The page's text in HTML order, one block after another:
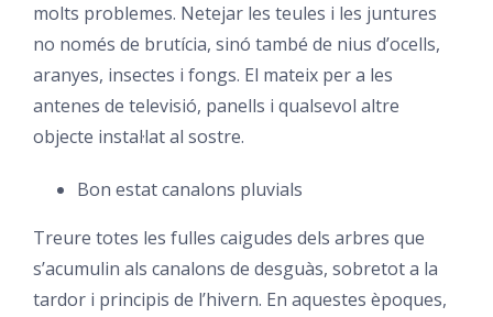
molts problemes. Netejar les teules i les juntures
no només de brutícia, sinó també de nius d’ocells,
aranyes, insectes i fongs. El mateix per a les
antenes de televisió, panells i qualsevol altre
objecte instal·lat al sostre.
Bon estat canalons pluvials
Treure totes les fulles caigudes dels arbres que
s’acumulin als canalons de desguàs, sobretot a la
tardor i principis de l’hivern. En aquestes èpoques,